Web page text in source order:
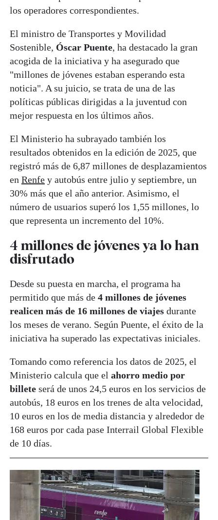
los operadores correspondientes.
El ministro de Transportes y Movilidad
Sostenible, Óscar Puente, ha destacado la gran
acogida de la iniciativa y ha asegurado que
"millones de jóvenes estaban esperando esta
noticia". A su juicio, se trata de una de las
políticas públicas dirigidas a la juventud con
mejor respuesta en los últimos años.
El Ministerio ha subrayado también los
resultados obtenidos en la edición de 2025, que
registró más de 6,87 millones de desplazamientos
en Renfe y autobús entre julio y septiembre, un
30% más que el año anterior. Asimismo, el
número de usuarios superó los 1,55 millones, lo
que representa un incremento del 10%.
4 millones de jóvenes ya lo han
disfrutado
Desde su puesta en marcha, el programa ha
permitido que más de 4 millones de jóvenes
realicen más de 16 millones de viajes durante
los meses de verano. Según Puente, el éxito de la
iniciativa ha superado las expectativas iniciales.
Tomando como referencia los datos de 2025, el
Ministerio calcula que el ahorro medio por
billete será de unos 24,5 euros en los servicios de
autobús, 18 euros en los trenes de alta velocidad,
10 euros en los de media distancia y alrededor de
168 euros por cada pase Interrail Global Flexible
de 10 días.